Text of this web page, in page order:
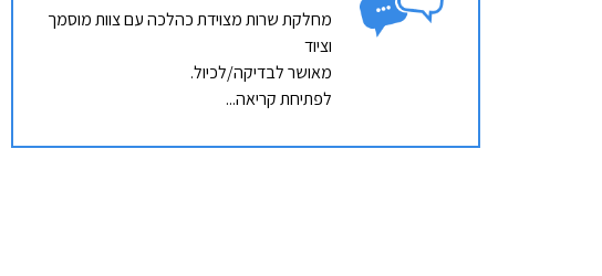
מחלקת שרות מצוידת כהלכה עם צוות מוסמך
וציוד
מאושר לבדיקה/לכיול.
לפתיחת קריאה...